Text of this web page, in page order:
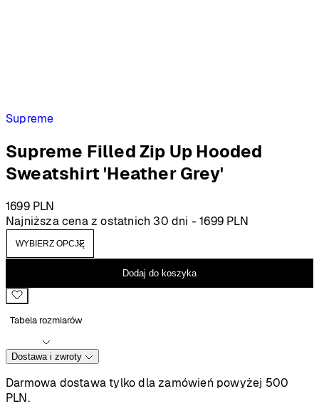
Supreme
Supreme Filled Zip Up Hooded
Sweatshirt 'Heather Grey'
1699 PLN
Najniższa cena z ostatnich 30 dni -1699 PLN
Dodaj do koszyka
Tabela rozmiarów
Dostawa i zwroty
Darmowa dostawa tylko dla zamówień powyżej 500
PLN.